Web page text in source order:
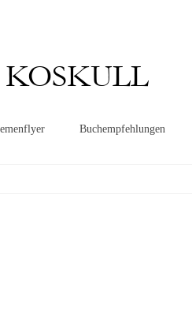
Buchempfehlungen